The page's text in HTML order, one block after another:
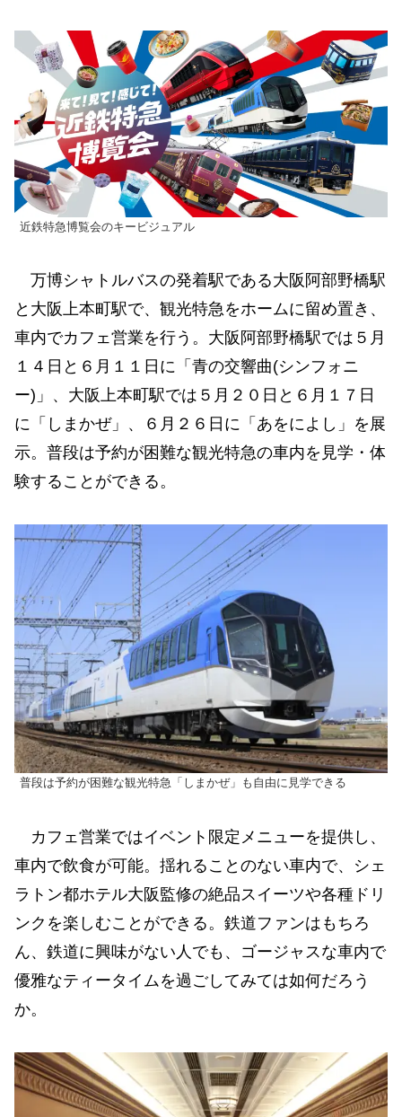
近鉄特急博覧会のキービジュアル
万博シャトルバスの発着駅である大阪阿部野橋駅
と大阪上本町駅で、観光特急をホームに留め置き、
車内でカフェ営業を行う。大阪阿部野橋駅では５月
１４日と６月１１日に「青の交響曲(シンフォニ
ー)」、大阪上本町駅では５月２０日と６月１７日
に「しまかぜ」、６月２６日に「あをによし」を展
示。普段は予約が困難な観光特急の車内を見学・体
験することができる。
普段は予約が困難な観光特急「しまかぜ」も自由に見学できる
カフェ営業ではイベント限定メニューを提供し、
車内で飲食が可能。揺れることのない車内で、シェ
ラトン都ホテル大阪監修の絶品スイーツや各種ドリ
ンクを楽しむことができる。鉄道ファンはもちろ
ん、鉄道に興味がない人でも、ゴージャスな車内で
優雅なティータイムを過ごしてみては如何だろう
か。